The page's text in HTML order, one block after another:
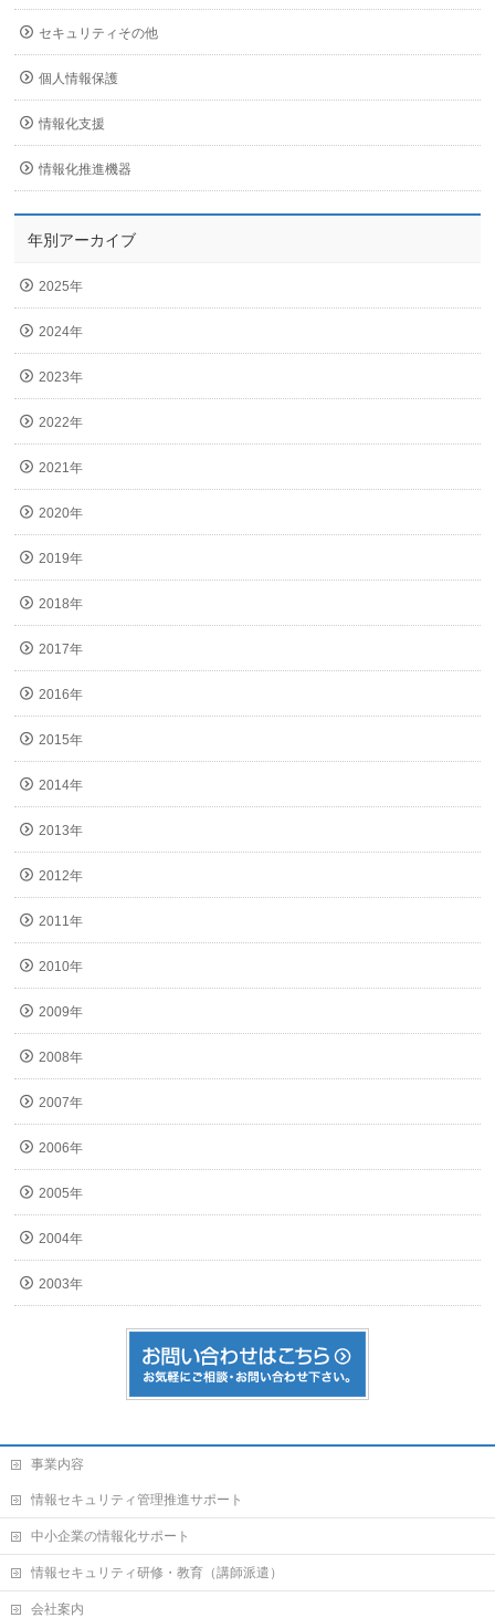
セキュリティその他
個人情報保護
情報化支援
情報化推進機器
年別アーカイブ
2025年
2024年
2023年
2022年
2021年
2020年
2019年
2018年
2017年
2016年
2015年
2014年
2013年
2012年
2011年
2010年
2009年
2008年
2007年
2006年
2005年
2004年
2003年
事業内容
情報セキュリティ管理推進サポート
中小企業の情報化サポート
情報セキュリティ研修・教育（講師派遣）
会社案内